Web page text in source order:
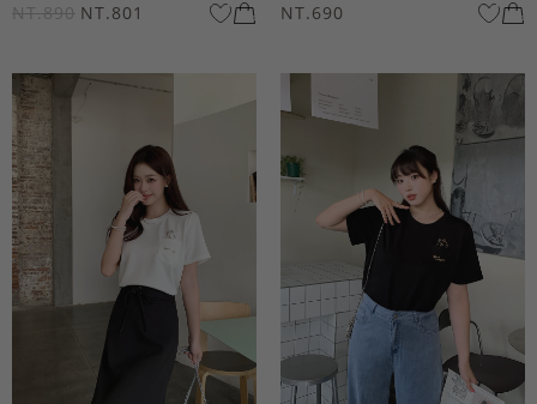
NT.890 NT.801 NT.690